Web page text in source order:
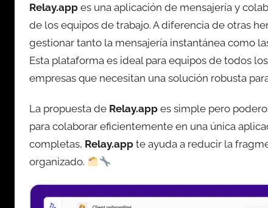
Relay.app es una aplicación de mensajería y
de los equipos de trabajo. A diferencia de otras
gestionar tanto la mensajería instantánea como
Esta plataforma es ideal para equipos de todos
empresas que necesitan una solución robusta
La propuesta de Relay.app es simple pero
para colaborar eficientemente en una única
completas, Relay.app te ayuda a reducir la
organizado.